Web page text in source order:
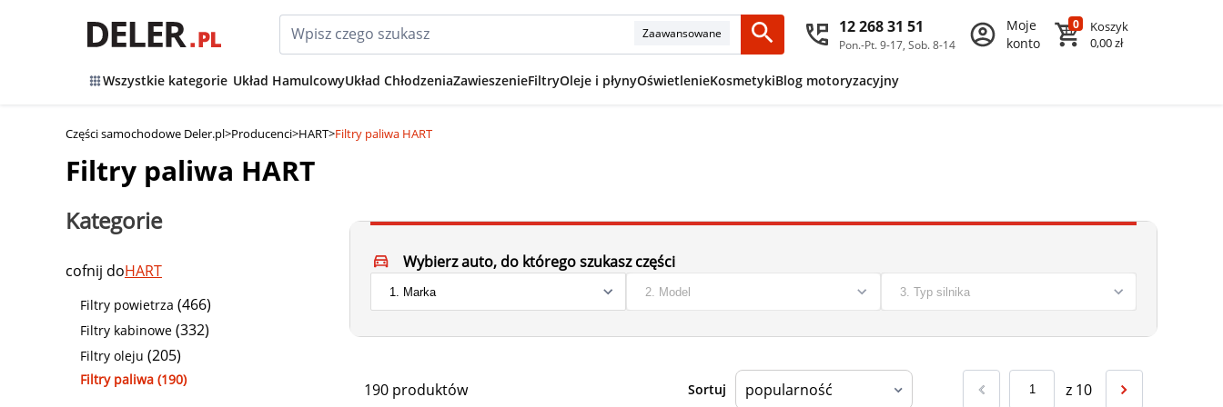
Zaawansowane 12 268 31 51
Pon.-Pt. 9-17, Sob. 8-14
Moje
konto
0
Koszyk
0,00 zł
Wszystkie kategorie Układ HamulcowyUkład ChłodzeniaZawieszenieFiltryOleje i płynyOświetlenieKosmetykiBlog motoryzacyjny
Części samochodowe Deler.pl>Producenci>HART>Filtry paliwa HART
Filtry paliwa HART
Kategorie
cofnij doHART
Filtry powietrza (466)
Filtry kabinowe (332)
Filtry oleju (205)
Filtry paliwa (190)
Wybierz auto, do którego szukasz części
190 produktów Sortuj z 10